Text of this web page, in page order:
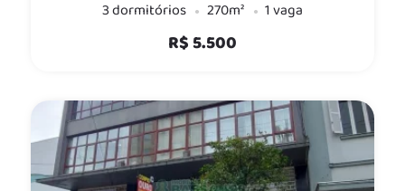
3 dormitórios 270m² 1 vaga
R$ 5.500